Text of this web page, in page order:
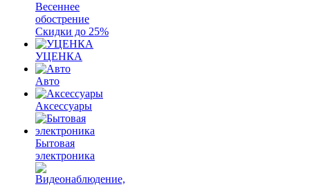
Весеннее
обострение
Скидки до 25%
УЦЕНКА
Авто
Аксессуары
Бытовая
электроника